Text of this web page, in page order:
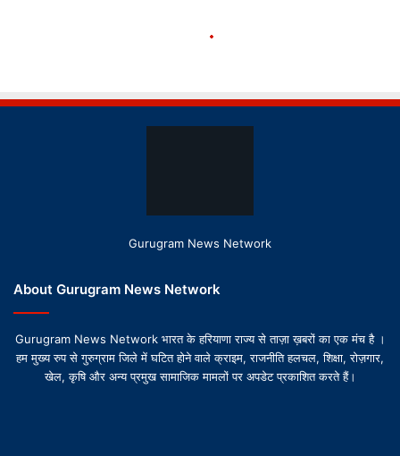
Gurugram News Network
About Gurugram News Network
Gurugram News Network भारत के हरियाणा राज्य से ताज़ा ख़बरों का एक मंच है ।
हम मुख्य रुप से गुरुग्राम जिले में घटित होने वाले क्राइम, राजनीति हलचल, शिक्षा, रोज़गार,
खेल, कृषि और अन्य प्रमुख सामाजिक मामलों पर अपडेट प्रकाशित करते हैं।